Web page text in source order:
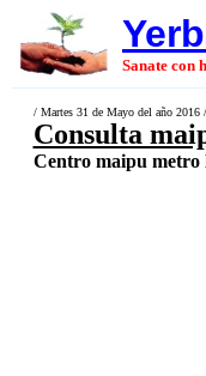
Sanate con
/ Martes 31 de Mayo del año 2016 /
Consulta
Centro maipu metro